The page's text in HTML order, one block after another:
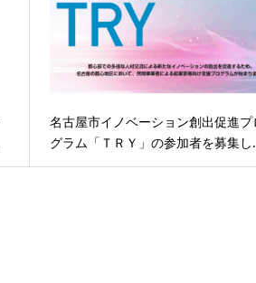
名古屋市イノベーション創出促進プ
グラム「ＴＲＹ」の参加者を募集